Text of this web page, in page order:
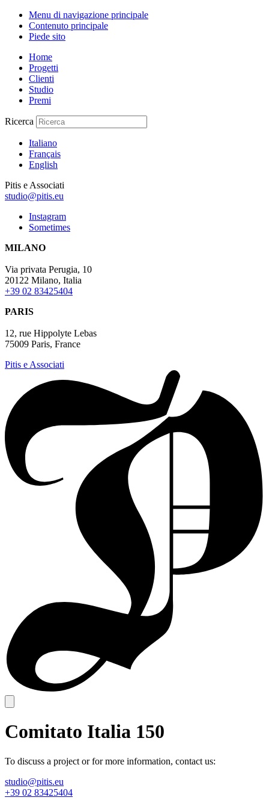
Menu di navigazione principale
Contenuto principale
Piede sito
Home
Progetti
Clienti
Studio
Premi
Ricerca
Italiano
Français
English
Pitis e Associati
studio@pitis.eu
Instagram
Sometimes
MILANO
Via privata Perugia, 10
20122 Milano, Italia
+39 02 83425404
PARIS
12, rue Hippolyte Lebas
75009 Paris, France
Pitis e Associati
Comitato Italia 150
To discuss a project or for more information, contact us:
studio@pitis.eu
+39 02 83425404